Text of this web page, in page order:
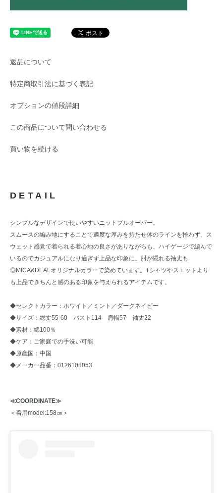
返品について
特定商取引法に基づく表記
オプションの値段詳細
この商品について問い合わせる
買い物を続ける
DETAIL
シンプルなデザインで使いやすいニットプルオーバー。
スムースの編み地にすることで適度な厚みを持たせ体のラインを拾わず、ス
ウェット感覚で着られる着心地の良さがありながらも、ハイゲージで編んで
いるのでカジュアルになり過ぎず上品な印象に。肘が隠れる袖丈も
◎MICA&DEALオリジナルカラーで染めています。Tシャツやスエットより
も上品できちんと感のある印象を与えられるアイテムです。
◆セレクトカラー：ホワイト／ミント／ダークネイビー
◆サイズ：総丈55-60 バスト114 肩幅57 袖丈22
◆素材：綿100％
◆ケア：ご家庭での手洗い可能
◆原産国：中国
◆メーカー品番：0126108053
≪COORDINATE≫
＜着用model:158㎝＞